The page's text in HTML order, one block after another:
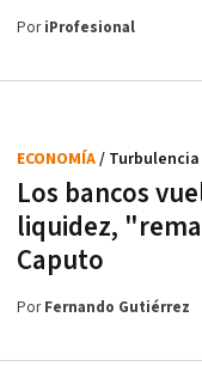
PoriProfesional
Los bancos
liquidez,
Caputo
ECONOMÍA/
PorFernando Gutiérrez